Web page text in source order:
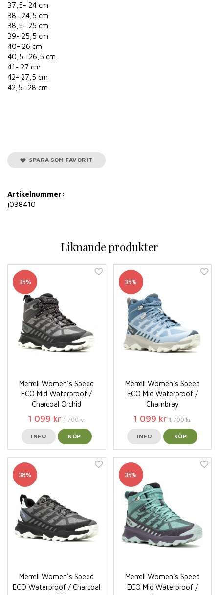
37,5- 24 cm
38- 24,5 cm
38,5- 25 cm
39- 25,5 cm
40- 26 cm
40,5- 26,5 cm
41- 27 cm
42- 27,5 cm
42,5- 28 cm
SPARA SOM FAVORIT
Artikelnummer:
j038410
Liknande produkter
35%
Merrell Women's Speed
ECO Mid Waterproof /
Charcoal Orchid
1 099 kr 1 700 kr
INFO KÖP
35%
Merrell Women's Speed
ECO Mid Waterproof /
Chambray
1 099 kr 1 700 kr
INFO KÖP
38%
Merrell Women's Speed
ECO Waterproof / Charcoal
35%
Merrell Women's Speed
ECO Mid Waterproof /